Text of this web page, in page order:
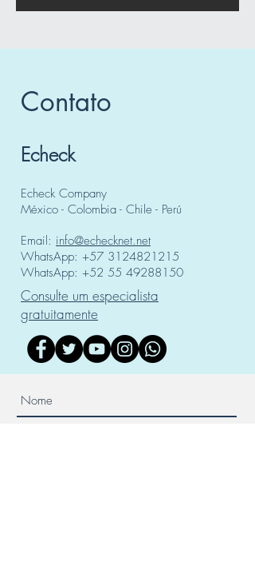
Contato
Echeck
Echeck Company
México - Colombia - Chile - Perú
Email: info@echecknet.net
WhatsApp: +57 3124821215
WhatsApp: +52 55 49288150
Consulte um especialista
gratuitamente